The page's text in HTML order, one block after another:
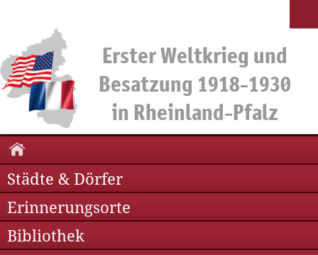
Städte & Dörfer
Erinnerungsorte
Bibliothek